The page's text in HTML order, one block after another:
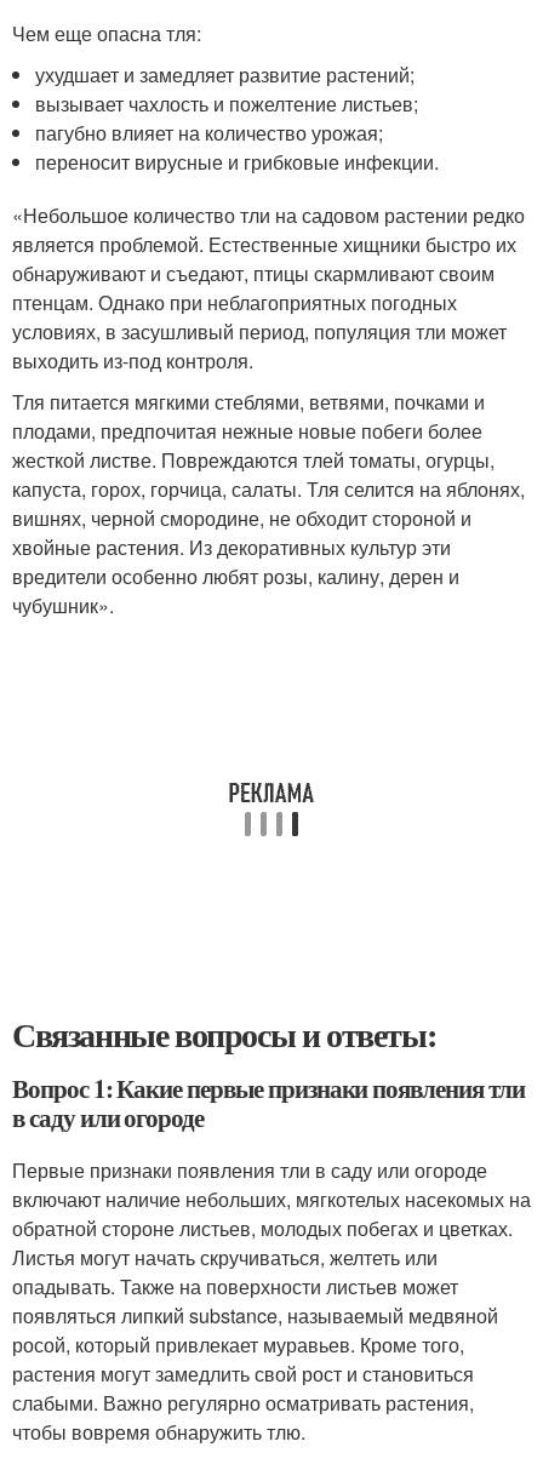
Чем еще опасна тля:
ухудшает и замедляет развитие растений;
вызывает чахлость и пожелтение листьев;
пагубно влияет на количество урожая;
переносит вирусные и грибковые инфекции.
«Небольшое количество тли на садовом растении редко
является проблемой. Естественные хищники быстро их
обнаруживают и съедают, птицы скармливают своим
птенцам. Однако при неблагоприятных погодных
условиях, в засушливый период, популяция тли может
выходить из-под контроля.
Тля питается мягкими стеблями, ветвями, почками и
плодами, предпочитая нежные новые побеги более
жесткой листве. Повреждаются тлей томаты, огурцы,
капуста, горох, горчица, салаты. Тля селится на яблонях,
вишнях, черной смородине, не обходит стороной и
хвойные растения. Из декоративных культур эти
вредители особенно любят розы, калину, дерен и
чубушник».
Связанные вопросы и ответы:
Вопрос 1: Какие первые признаки появления тли
в саду или огороде
Первые признаки появления тли в саду или огороде
включают наличие небольших, мягкотелых насекомых на
обратной стороне листьев, молодых побегах и цветках.
Листья могут начать скручиваться, желтеть или
опадывать. Также на поверхности листьев может
появляться липкий substance, называемый медвяной
росой, который привлекает муравьев. Кроме того,
растения могут замедлить свой рост и становиться
слабыми. Важно регулярно осматривать растения,
чтобы вовремя обнаружить тлю.